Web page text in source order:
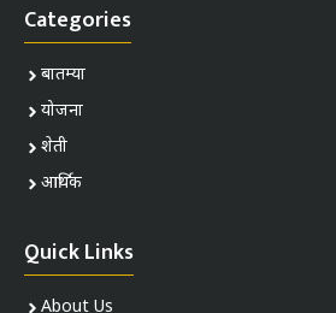
Categories
बातम्या
योजना
शेती
आर्थिक
Quick Links
About Us